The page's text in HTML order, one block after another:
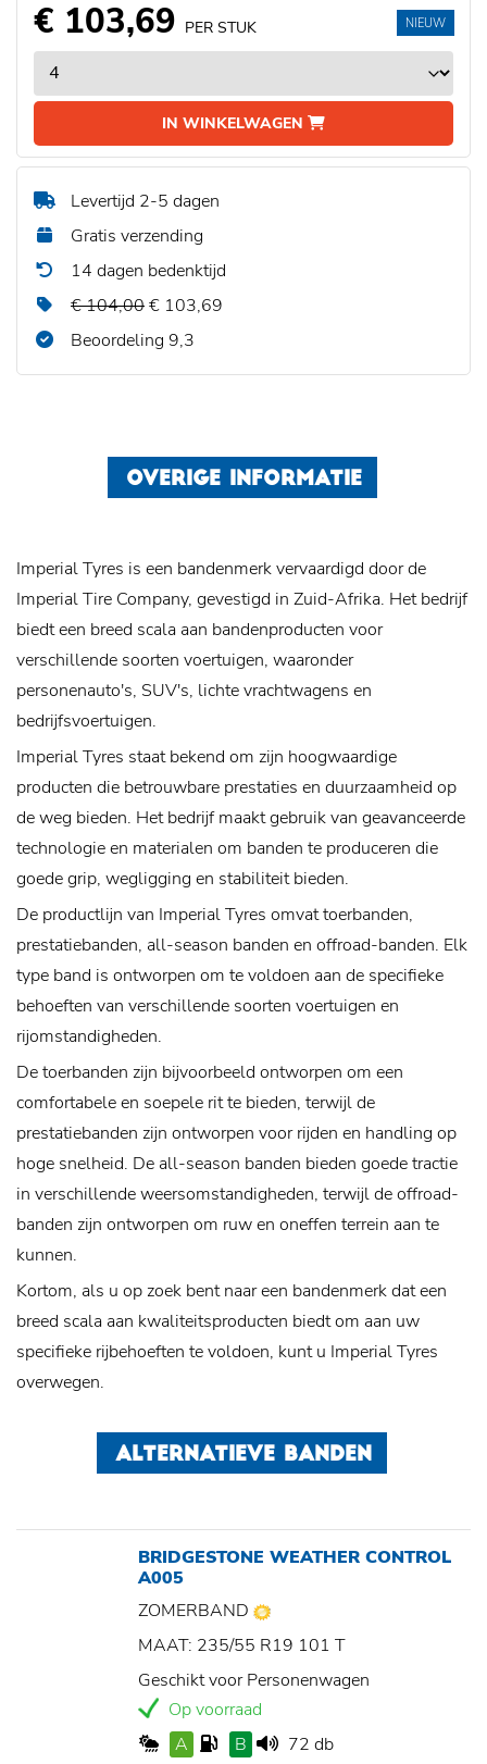
€ 103,69 PER STUK
IN WINKELWAGEN
NIEUW
Levertijd 2-5 dagen
Gratis verzending
14 dagen bedenktijd
€ 104,00€ 103,69
Beoordeling 9,3
OVERIGE INFORMATIE
Imperial Tyres is een bandenmerk vervaardigd door de
Imperial Tire Company, gevestigd in Zuid-Afrika. Het bedrijf
biedt een breed scala aan bandenproducten voor
verschillende soorten voertuigen, waaronder
personenauto's, SUV's, lichte vrachtwagens en
bedrijfsvoertuigen.
Imperial Tyres staat bekend om zijn hoogwaardige
producten die betrouwbare prestaties en duurzaamheid op
de weg bieden. Het bedrijf maakt gebruik van geavanceerde
technologie en materialen om banden te produceren die
goede grip, wegligging en stabiliteit bieden.
De productlijn van Imperial Tyres omvat toerbanden,
prestatiebanden, all-season banden en offroad-banden. Elk
type band is ontworpen om te voldoen aan de specifieke
behoeften van verschillende soorten voertuigen en
rijomstandigheden.
De toerbanden zijn bijvoorbeeld ontworpen om een ​​
comfortabele en soepele rit te bieden, terwijl de
prestatiebanden zijn ontworpen voor rijden en handling op
hoge snelheid. De all-season banden bieden goede tractie
in verschillende weersomstandigheden, terwijl de offroad-
banden zijn ontworpen om ruw en oneffen terrein aan te
kunnen.
Kortom, als u op zoek bent naar een bandenmerk dat een
breed scala aan kwaliteitsproducten biedt om aan uw
specifieke rijbehoeften te voldoen, kunt u Imperial Tyres
overwegen.
ALTERNATIEVE BANDEN
BRIDGESTONE WEATHER CONTROL
A005
ZOMERBAND
MAAT: 235/55 R19 101 T
Geschikt voor Personenwagen
Op voorraad
A
B 72 db